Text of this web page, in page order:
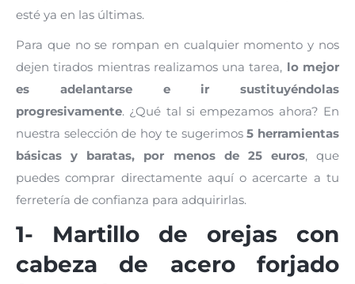
esté ya en las últimas.
Para que no se rompan en cualquier momento y nos
dejen tirados mientras realizamos una tarea, lo mejor
es adelantarse e ir sustituyéndolas
progresivamente. ¿Qué tal si empezamos ahora? En
nuestra selección de hoy te sugerimos5 herramientas
básicas y baratas, por menos de 25 euros, que
puedes comprar directamente aquí o acercarte a tu
ferretería de confianza para adquirirlas.
1- Martillo de orejas con
cabeza de acero forjado